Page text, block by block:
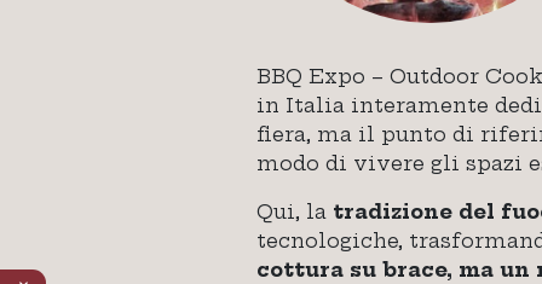
BBQ Expo – Outdoor
in Italia interamente
fiera, ma il punto di
modo di vivere gli spazi
Qui, la tradizione del
tecnologiche,
cottura su brace, ma